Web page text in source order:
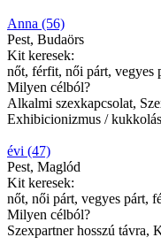
Anna (56)
Pest, Budaörs
Kit keresek:
nőt, férfit, női párt, vegyes
Milyen célból?
Alkalmi szexkapcsolat,
Exhibicionizmus / kukkolás
évi (47)
Pest, Maglód
Kit keresek:
nőt, női párt, vegyes párt,
Milyen célból?
Szexpartner hosszú távra,